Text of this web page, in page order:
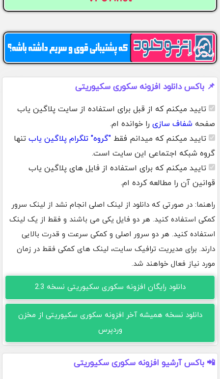
📌 باکس دانلود افزونه سکوری سکیوریتی
تایید میکنم که از قبل برای استفاده از سایت پلاگین یاب
صفحه شفاف سازی را خوانده ام.
تایید میکنم که میدانم فقط "گروه" تلگرام پلاگین یاب تنها
گروه شبکه اجتماعی این سایت است.
تایید میکنم که برای استفاده از فایل های پلاگین یاب
قوانین آن را مطالعه کرده ام.
راهنما: در صورتی که دانلود از لینک اصلی انجام نشد از لینک سرور
کمکی استفاده کنید. هر دو فایل یکی می باشند و فقط از یک لینک
استفاده کنید. هر دو سرور اصلی و کمکی سرعت و قدرت بالایی
دارند. برای مدیریت ترافیک سایت، لینک های کمکی فقط در زمان
مورد نیاز فعال خواهند شد.
دانلود رایگان افزونه سکوری سکیوریتی نسخه 2.3
دانلود نسخه همیشه آخر افزونه سکوری سکیوریتی از مخزن
وردپرس
📲 باکس آرشیو افزونه سکوری سکیوریتی